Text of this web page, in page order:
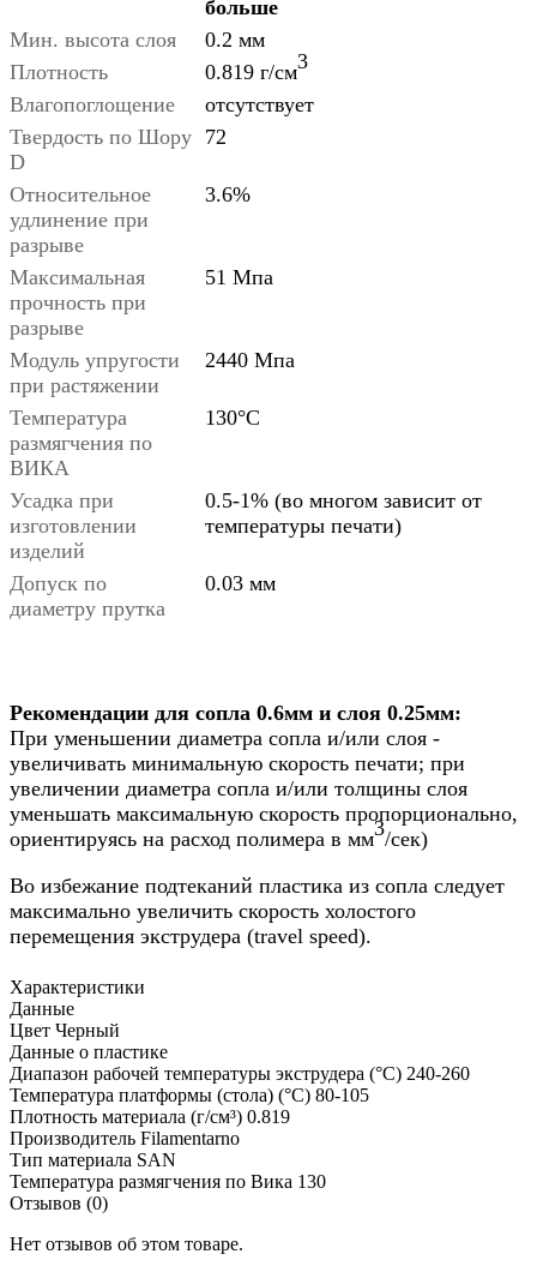
больше
Мин. высота слоя
0.2 мм
Плотность
0.819 г/см3
Влагопоглощение
отсутствует
Твердость по Шору
D
72
Относительное
удлинение при
разрыве
3.6%
Максимальная
прочность при
разрыве
51 Мпа
Модуль упругости
при растяжении
2440 Мпа
Температура
размягчения по
ВИКА
130°C
Усадка при
изготовлении
изделий
0.5-1% (во многом зависит от
температуры печати)
Допуск по
диаметру прутка
0.03 мм
Рекомендации для сопла 0.6мм и слоя 0.25мм:
При уменьшении диаметра сопла и/или слоя -
увеличивать минимальную скорость печати; при
увеличении диаметра сопла и/или толщины слоя
уменьшать максимальную скорость пропорционально,
ориентируясь на расход полимера в мм3/сек)
Во избежание подтеканий пластика из сопла следует
максимально увеличить скорость холостого
перемещения экструдера (travel speed).
Характеристики
Данные
Цвет Черный
Данные о пластике
Диапазон рабочей температуры экструдера (°C) 240-260
Температура платформы (стола) (°C) 80-105
Плотность материала (г/см³) 0.819
Производитель Filamentarno
Тип материала SAN
Температура размягчения по Вика 130
Отзывов (0)
Нет отзывов об этом товаре.